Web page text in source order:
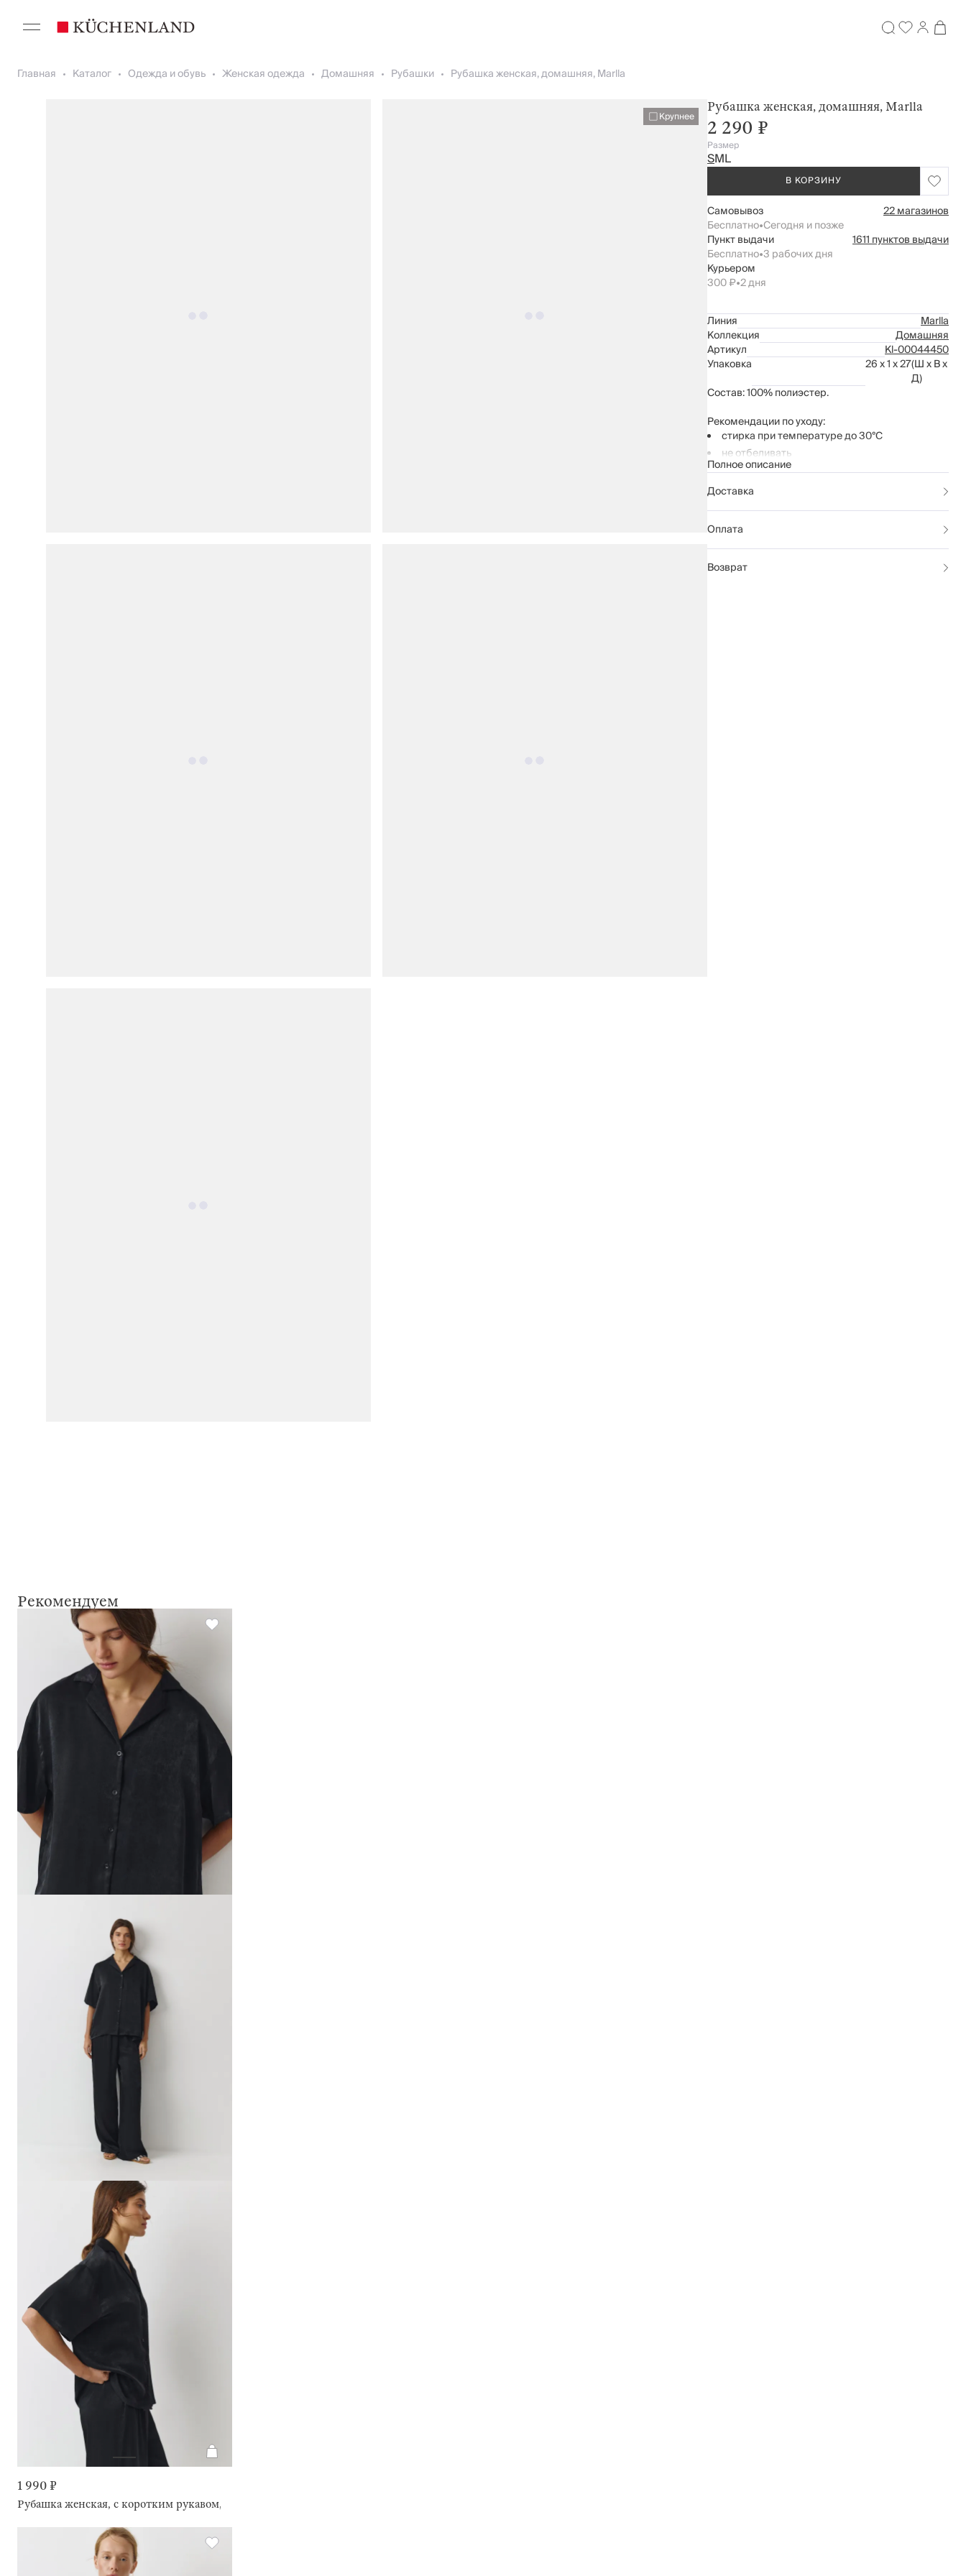
Главная Каталог Одежда и обувь Женская одежда Домашняя Рубашки Рубашка женская, домашняя, Marlla
Крупнее
Рубашка женская, домашняя, Marlla
2 290 ₽
Размер
SML
В КОРЗИНУ
Самовывоз
22 магазинов
Бесплатно•Сегодня и позже
Пункт выдачи
1611 пунктов выдачи
Бесплатно•3 рабочих дня
Курьером
300 ₽•2 дня
Линия
Marlla
Коллекция
Домашняя
Артикул
Kl-00044450
Упаковка
26 x 1 x 27(Ш x В x
Д)
Состав: 100% полиэстер.
Рекомендации по уходу:
стирка при температуре до 30°C
не отбеливать
гладить при температуре до 110°C
химчистка запрещена
Полное описание
Доставка
Оплата
Возврат
Рекомендуем
1 990 ₽
Рубашка женская, с коротким рукавом, Marlina